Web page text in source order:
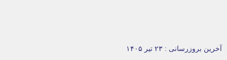
آخرین بروزرسانی : ۲۳ تیر ۱۴۰۵